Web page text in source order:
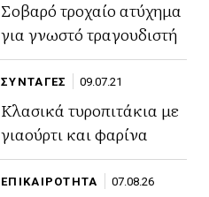
Σοβαρό τροχαίο ατύχημα
για γνωστό τραγουδιστή
ΣΥΝΤΑΓΕΣ 09.07.21
Κλασικά τυροπιτάκια με
γιαούρτι και φαρίνα
ΕΠΙΚΑΙΡΟΤΗΤΑ 07.08.26